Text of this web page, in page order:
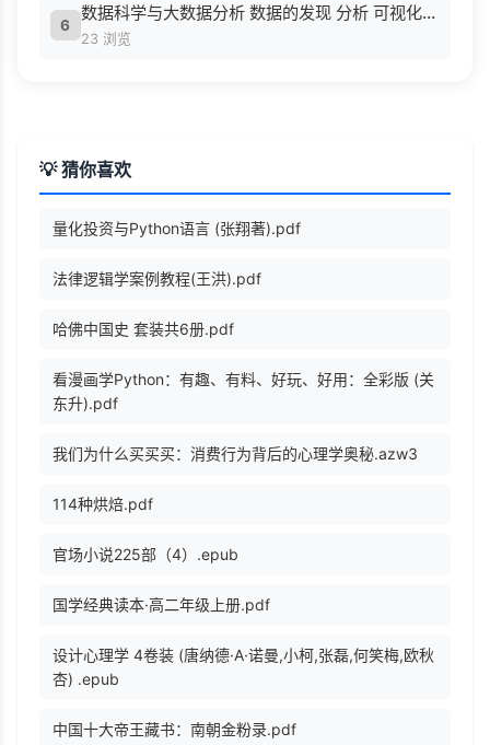
6
数据科学与大数据分析 数据的发现 分析 可视化与表示 ( etc.).epub
23 浏览
💡 猜你喜欢
量化投资与Python语言 (张翔著).pdf
法律逻辑学案例教程(王洪).pdf
哈佛中国史 套装共6册.pdf
看漫画学Python：有趣、有料、好玩、好用：全彩版 (关
东升).pdf
我们为什么买买买：消费行为背后的心理学奥秘.azw3
114种烘焙.pdf
官场小说225部（4）.epub
国学经典读本·高二年级上册.pdf
设计心理学 4卷装 (唐纳德·A·诺曼,小柯,张磊,何笑梅,欧秋
杏) .epub
中国十大帝王藏书：南朝金粉录.pdf